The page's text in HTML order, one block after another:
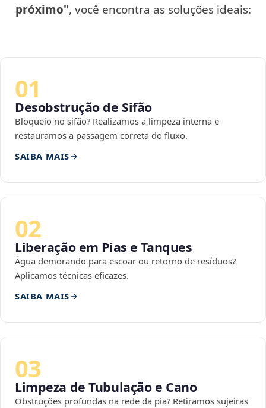
próximo", você encontra as soluções ideais:
01
Desobstrução de Sifão
Bloqueio no sifão? Realizamos a limpeza interna e
restauramos a passagem correta do fluxo.
SAIBA MAIS
02
Liberação em Pias e Tanques
Água demorando para escoar ou retorno de resíduos?
Aplicamos técnicas eficazes.
SAIBA MAIS
03
Limpeza de Tubulação e Cano
Obstruções profundas na rede da pia? Retiramos sujeiras